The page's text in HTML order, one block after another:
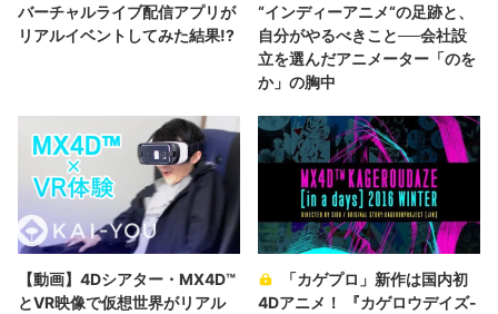
バーチャルライブ配信アプリが
リアルイベントしてみた結果!?
“インディーアニメ“の足跡と、
自分がやるべきこと──会社設
立を選んだアニメーター「のを
か」の胸中
【動画】4Dシアター・MX4D™
とVR映像で仮想世界がリアル
「カゲプロ」新作は国内初
4Dアニメ！ 『カゲロウデイズ-